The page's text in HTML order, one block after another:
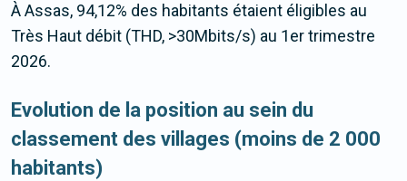
À Assas, 94,12% des habitants étaient éligibles au
Très Haut débit (THD, >30Mbits/s) au 1er trimestre
2026.
Evolution de la position au sein du
classement des villages (moins de 2 000
habitants)